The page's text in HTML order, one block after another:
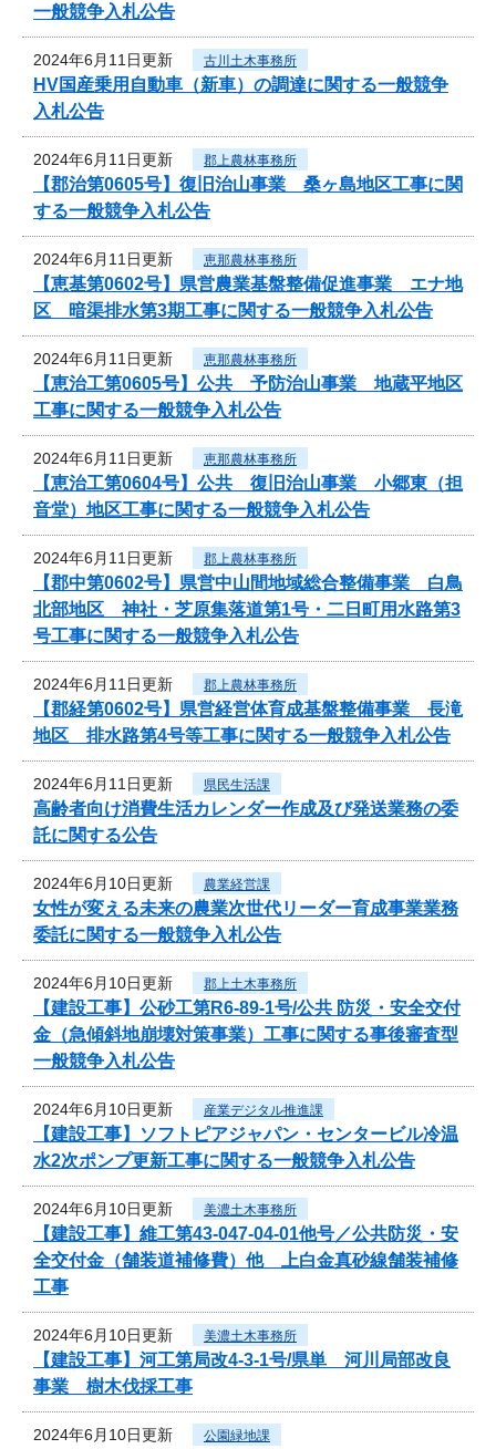
一般競争入札公告
2024年6月11日更新 古川土木事務所
HV国産乗用自動車（新車）の調達に関する一般競争
入札公告
2024年6月11日更新 郡上農林事務所
【郡治第0605号】復旧治山事業 桑ヶ島地区工事に関
する一般競争入札公告
2024年6月11日更新 恵那農林事務所
【恵基第0602号】県営農業基盤整備促進事業 エナ地
区 暗渠排水第3期工事に関する一般競争入札公告
2024年6月11日更新 恵那農林事務所
【恵治工第0605号】公共 予防治山事業 地蔵平地区
工事に関する一般競争入札公告
2024年6月11日更新 恵那農林事務所
【恵治工第0604号】公共 復旧治山事業 小郷東（担
音堂）地区工事に関する一般競争入札公告
2024年6月11日更新 郡上農林事務所
【郡中第0602号】県営中山間地域総合整備事業 白鳥
北部地区 神社・芝原集落道第1号・二日町用水路第3
号工事に関する一般競争入札公告
2024年6月11日更新 郡上農林事務所
【郡経第0602号】県営経営体育成基盤整備事業 長滝
地区 排水路第4号等工事に関する一般競争入札公告
2024年6月11日更新 県民生活課
高齢者向け消費生活カレンダー作成及び発送業務の委
託に関する公告
2024年6月10日更新 農業経営課
女性が変える未来の農業次世代リーダー育成事業業務
委託に関する一般競争入札公告
2024年6月10日更新 郡上土木事務所
【建設工事】公砂工第R6-89-1号/公共 防災・安全交付
金（急傾斜地崩壊対策事業）工事に関する事後審査型
一般競争入札公告
2024年6月10日更新 産業デジタル推進課
【建設工事】ソフトピアジャパン・センタービル冷温
水2次ポンプ更新工事に関する一般競争入札公告
2024年6月10日更新 美濃土木事務所
【建設工事】維工第43-047-04-01他号／公共防災・安
全交付金（舗装道補修費）他 上白金真砂線舗装補修
工事
2024年6月10日更新 美濃土木事務所
【建設工事】河工第局改4-3-1号/県単 河川局部改良
事業 樹木伐採工事
2024年6月10日更新 公園緑地課